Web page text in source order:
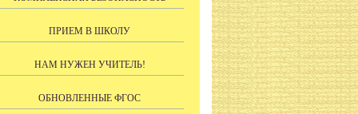
ПРИЕМ В ШКОЛУ
НАМ НУЖЕН УЧИТЕЛЬ!
ОБНОВЛЕННЫЕ ФГОС